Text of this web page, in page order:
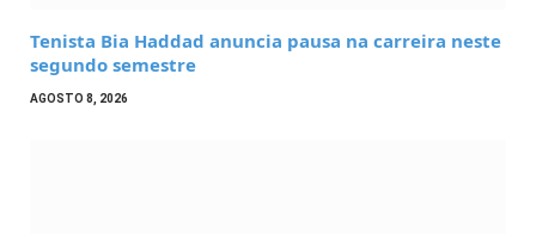
Tenista Bia Haddad anuncia pausa na carreira neste
segundo semestre
AGOSTO 8, 2026